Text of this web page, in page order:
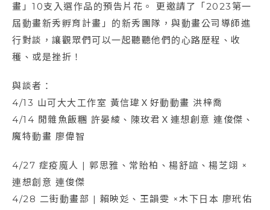
畫」10支入選作品的預告片花。 更邀請了「2023第一
屆動畫新秀孵育計畫」的新秀團隊，與動畫公司導師進
行對談，讓觀眾們可以一起聽聽他們的心路歷程、收
穫、或是挫折！
與談者：
4/13 山可大大工作室 黃信瑋Ｘ好動動畫 洪梓喬
4/14 閒雜魚飯糰 許晏綾、陳玫君Ｘ連想創意 連俊傑、
魔特動畫 廖偉智
4/27 症疫魔人 | 郭思雅、常貽柏、楊舒諠、楊芝翊 ×
連想創意 連俊傑
4/28 二街動畫部 | 賴映彣、王韻雯 ×木下日本 廖玳佑